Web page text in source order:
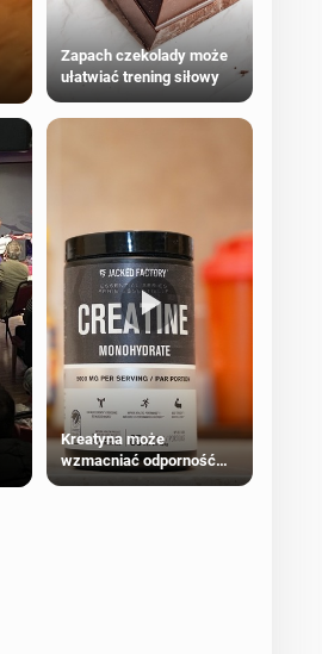
Zapach czekolady może
ułatwiać trening siłowy
Kreatyna może
wzmacniać odporność
przeciw nowotworom